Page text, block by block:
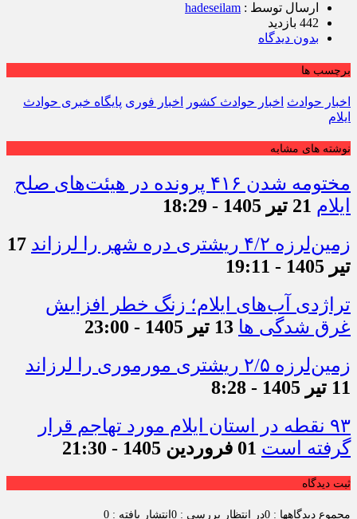
ارسال توسط : hadeseilam
442 بازدید
بدون دیدگاه
برچسب ها
اخبار حوادث اخبار حوادث کشور اخبار فوری پایگاه خبری حوادث
ایلام
نوشته های مشابه
مختومه شدن ۴۱۶ پرونده در هیئت‌های صلح
ایلام 21 تیر 1405 - 18:29
زمین‌لرزه ۴/۲ ریشتری دره شهر را لرزاند
17
تیر 1405 - 19:11
تراژدی آب‌های ایلام؛ زنگ خطر افزایش
غرق شدگی ها 13 تیر 1405 - 23:00
زمین‌لرزه ۲/۵ ریشتری مورموری را لرزاند
11 تیر 1405 - 8:28
۹۳ نقطه در استان ایلام مورد تهاجم قرار
گرفته است 01 فروردین 1405 - 21:30
ثبت دیدگاه
مجموع دیدگاهها : 0 در انتظار بررسی : 0 انتشار یافته : 0